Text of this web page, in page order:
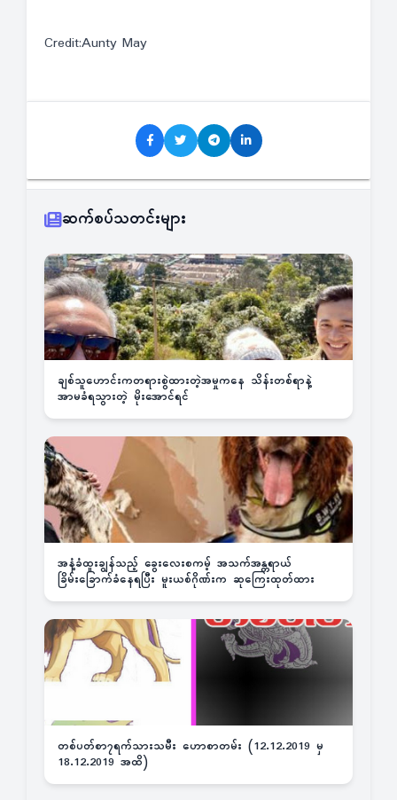
Credit:Aunty May
ဆက်စပ်သတင်းများ
ချစ်သူဟောင်းကတရားစွဲထားတဲ့အမှုကနေ သိန်းတစ်ရာနဲ့
အာမခံရသွားတဲ့ မိုးအောင်ရင်
အနံ့ခံထူးချွန်သည့် ခွေးလေးစကမ့် အသက်အန္တရာယ်
ခြိမ်းခြောက်ခံနေရပြီး မူးယစ်ဂိုဏ်းက ဆုကြေးထုတ်ထား
တစ်ပတ်စာ၇ရက်သားသမီး ဟောစာတမ်း (12.12.2019 မှ
18.12.2019 အထိ)